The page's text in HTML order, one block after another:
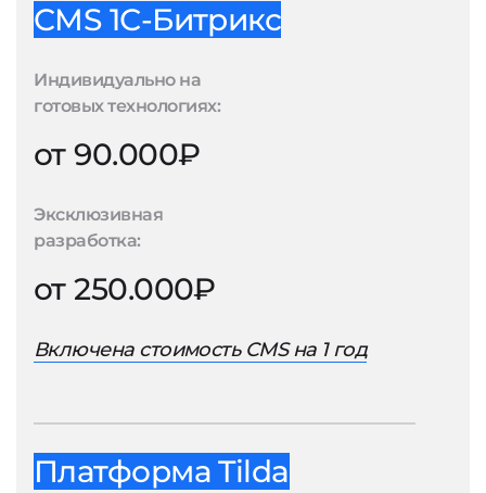
CMS 1С-Битрикс
Индивидуально на
готовых технологиях:
от 90.000₽
Эксклюзивная
разработка:
от 250.000₽
Включена стоимость CMS на 1 год
Платформа Tilda